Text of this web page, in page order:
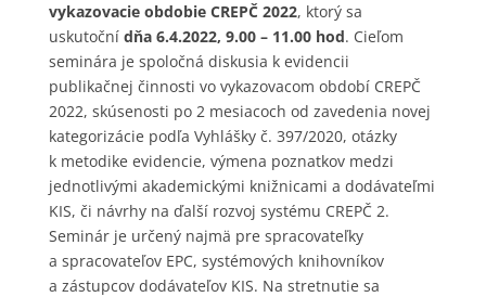
vykazovacie obdobie CREPČ 2022, ktorý sa
uskutoční dňa 6.4.2022, 9.00 – 11.00 hod. Cieľom
seminára je spoločná diskusia k evidencii
publikačnej činnosti vo vykazovacom období CREPČ
2022, skúsenosti po 2 mesiacoch od zavedenia novej
kategorizácie podľa Vyhlášky č. 397/2020, otázky
k metodike evidencie, výmena poznatkov medzi
jednotlivými akademickými knižnicami a dodávateľmi
KIS, či návrhy na ďalší rozvoj systému CREPČ 2.
Seminár je určený najmä pre spracovateľky
a spracovateľov EPC, systémových knihovníkov
a zástupcov dodávateľov KIS. Na stretnutie sa